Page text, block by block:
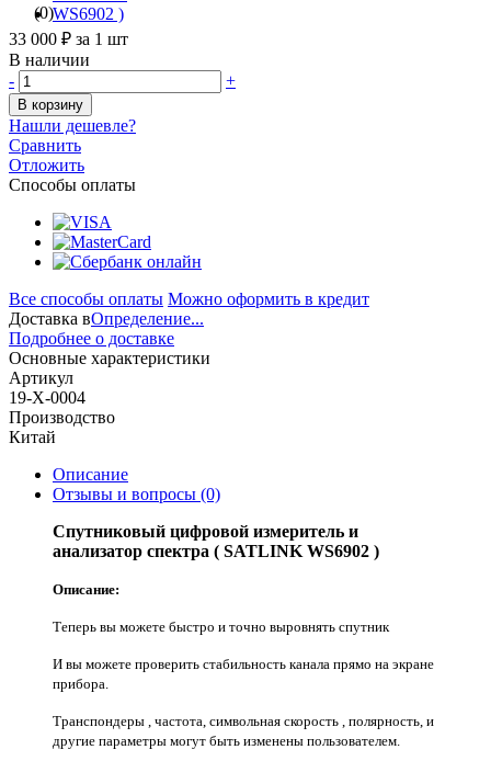
(0)
33 000 ₽ за 1 шт
В наличии
-
+
В корзину
Нашли дешевле?
Сравнить
Отложить
Способы оплаты
Все способы оплаты Можно оформить в кредит
Доставка вОпределение...
Подробнее о доставке
Основные характеристики
Артикул
19-Х-0004
Производство
Китай
Описание
Отзывы и вопросы (0)
Спутниковый цифровой измеритель и
анализатор спектра ( SATLINK WS6902 )
Описание:
Теперь вы можете быстро и точно выровнять спутник
И вы можете проверить стабильность канала прямо на экране
прибора.
Транспондеры , частота, символьная скорость , полярность, и
другие параметры могут быть изменены пользователем.